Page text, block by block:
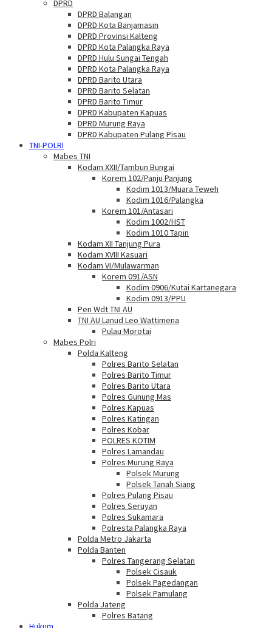
DPRD
DPRD Balangan
DPRD Kota Banjamasin
DPRD Provinsi Kalteng
DPRD Kota Palangka Raya
DPRD Hulu Sungai Tengah
DPRD Kota Palangka Raya
DPRD Barito Utara
DPRD Barito Selatan
DPRD Barito Timur
DPRD Kabupaten Kapuas
DPRD Murung Raya
DPRD Kabupaten Pulang Pisau
TNI-POLRI
Mabes TNI
Kodam XXII/Tambun Bungai
Korem 102/Panju Panjung
Kodim 1013/Muara Teweh
Kodim 1016/Palangka
Korem 101/Antasari
Kodim 1002/HST
Kodim 1010 Tapin
Kodam XII Tanjung Pura
Kodam XVIII Kasuari
Kodam VI/Mulawarman
Korem 091/ASN
Kodim 0906/Kutai Kartanegara
Kodim 0913/PPU
Pen Wdt TNI AU
TNI AU Lanud Leo Wattimena
Pulau Morotai
Mabes Polri
Polda Kalteng
Polres Barito Selatan
Polres Barito Timur
Polres Barito Utara
Polres Gunung Mas
Polres Kapuas
Polres Katingan
Polres Kobar
POLRES KOTIM
Polres Lamandau
Polres Murung Raya
Polsek Murung
Polsek Tanah Siang
Polres Pulang Pisau
Polres Seruyan
Polres Sukamara
Polresta Palangka Raya
Polda Metro Jakarta
Polda Banten
Polres Tangerang Selatan
Polsek Cisauk
Polsek Pagedangan
Polsek Pamulang
Polda Jateng
Polres Batang